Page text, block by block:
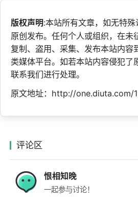
版权声明:本站所有文章，如无特
原创发布。任何个人或组织，在未
复制、盗用、采集、发布本站内容
类媒体平台。如若本站内容侵犯了
联系我们进行处理。
原文地址：http://one.diuta.com/
评论区
恨相知晚
一起参与讨论！